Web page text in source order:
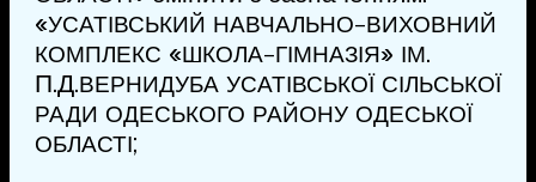
«УСАТІВСЬКИЙ НАВЧАЛЬНО-ВИХОВНИЙ
КОМПЛЕКС «ШКОЛА-ГІМНАЗІЯ» ІМ.
П.Д.ВЕРНИДУБА УСАТІВСЬКОЇ СІЛЬСЬКОЇ
РАДИ ОДЕСЬКОГО РАЙОНУ ОДЕСЬКОЇ
ОБЛАСТІ;